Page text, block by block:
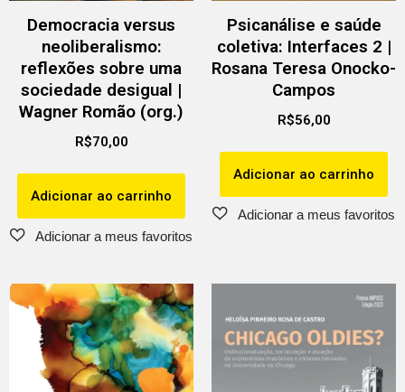
Democracia versus
neoliberalismo:
reflexões sobre uma
sociedade desigual |
Wagner Romão (org.)
R$70,00
Adicionar ao carrinho
Psicanálise e saúde
coletiva: Interfaces 2 |
Rosana Teresa Onocko-
Campos
R$56,00
Adicionar ao carrinho